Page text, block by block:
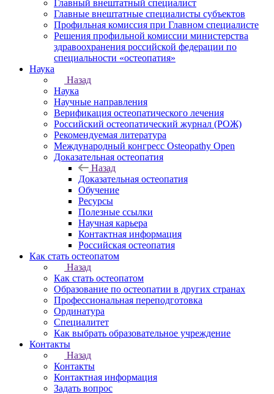
Главный внештатный специалист
Главные внештатные специалисты субъектов
Профильная комиссия при Главном специалисте
Решения профильной комиссии министерства
здравоохранения российской федерации по
специальности «остеопатия»
Наука
Назад
Наука
Научные направления
Верификация остеопатического лечения
Российский остеопатический журнал (РОЖ)
Рекомендуемая литература
Международный конгресс Osteopathy Open
Доказательная остеопатия
Назад
Доказательная остеопатия
Обучение
Ресурсы
Полезные ссылки
Научная карьера
Контактная информация
Российская остеопатия
Как стать остеопатом
Назад
Как стать остеопатом
Образование по остеопатии в других странах
Профессиональная переподготовка
Ординатура
Специалитет
Как выбрать образовательное учреждение
Контакты
Назад
Контакты
Контактная информация
Задать вопрос